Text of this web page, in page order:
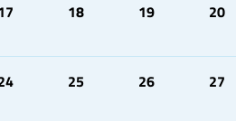
18 19 20
25 26 27